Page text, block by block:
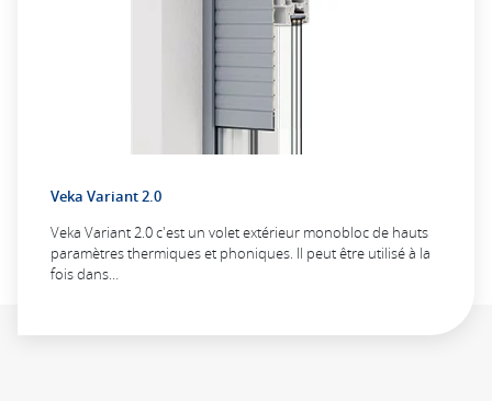
Veka Variant 2.0
Veka Variant 2.0 c'est un volet extérieur monobloc de hauts
paramètres thermiques et phoniques. Il peut être utilisé à la
fois dans…